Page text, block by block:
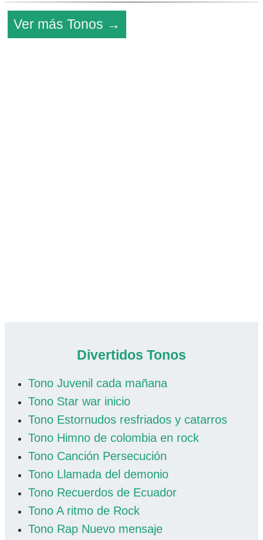
Ver más Tonos →
Divertidos Tonos
Tono Juvenil cada mañana
Tono Star war inicio
Tono Estornudos resfriados y catarros
Tono Himno de colombia en rock
Tono Canción Persecución
Tono Llamada del demonio
Tono Recuerdos de Ecuador
Tono A ritmo de Rock
Tono Rap Nuevo mensaje